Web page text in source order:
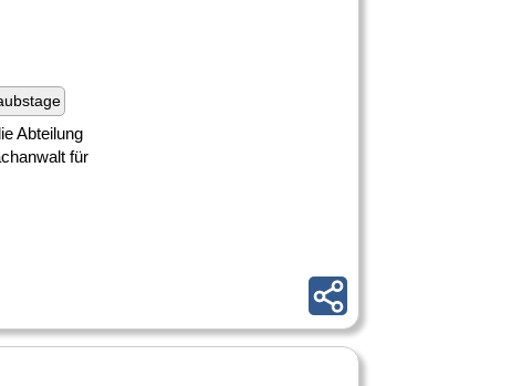
Abteilung
für